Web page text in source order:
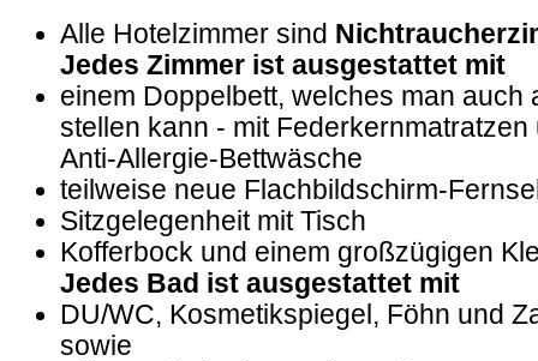
Alle Hotelzimmer sind
Jedes Zimmer ist ausgestattet mit
einem Doppelbett, welches man auch
stellen kann - mit
Anti-Allergie-Bettwäsche
teilweise neue Flachbildschirm-
Sitzgelegenheit mit Tisch
Kofferbock und einem großzügigen
Jedes Bad ist ausgestattet mit
DU/WC, Kosmetikspiegel, Föhn und
sowie